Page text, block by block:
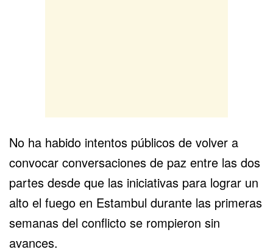
No ha habido intentos públicos de volver a
convocar conversaciones de paz entre las dos
partes desde que las iniciativas para lograr un
alto el fuego en Estambul durante las primeras
semanas del conflicto se rompieron sin
avances.